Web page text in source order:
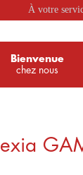
À votre
Bienvenue
chez nous